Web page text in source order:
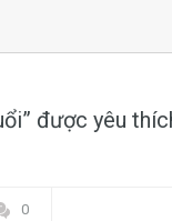
được yêu
0